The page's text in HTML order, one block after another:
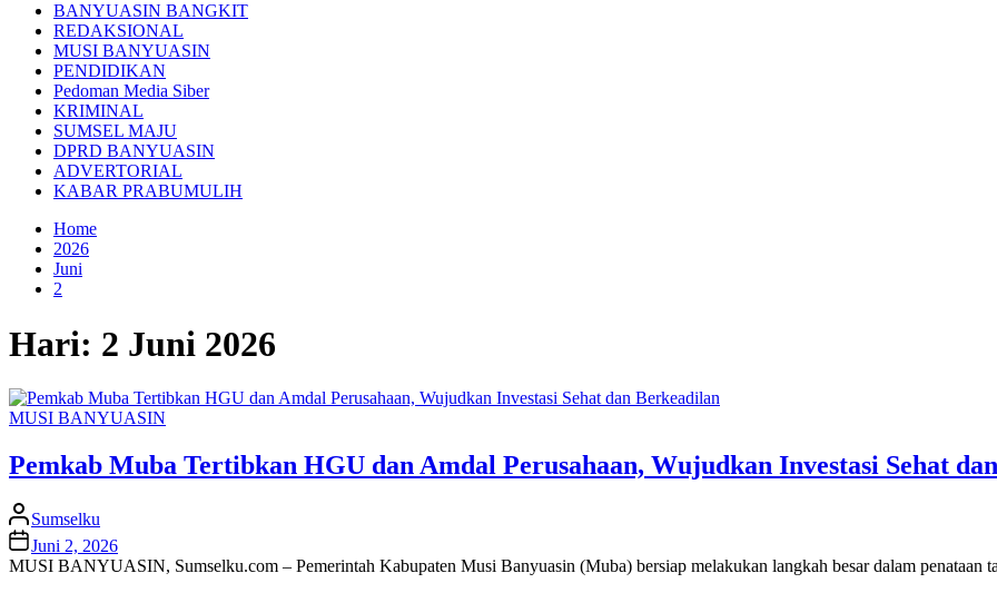
BANYUASIN BANGKIT
REDAKSIONAL
MUSI BANYUASIN
PENDIDIKAN
Pedoman Media Siber
KRIMINAL
SUMSEL MAJU
DPRD BANYUASIN
ADVERTORIAL
KABAR PRABUMULIH
Home
2026
Juni
2
Hari: 2 Juni 2026
MUSI BANYUASIN
Pemkab Muba Tertibkan HGU dan Amdal Perusahaan, Wujudkan Investasi Sehat
Sumselku
Juni 2, 2026
MUSI BANYUASIN, Sumselku.com – Pemerintah Kabupaten Musi Banyuasin (Muba) bersiap melakukan langkah besar dalam penataan